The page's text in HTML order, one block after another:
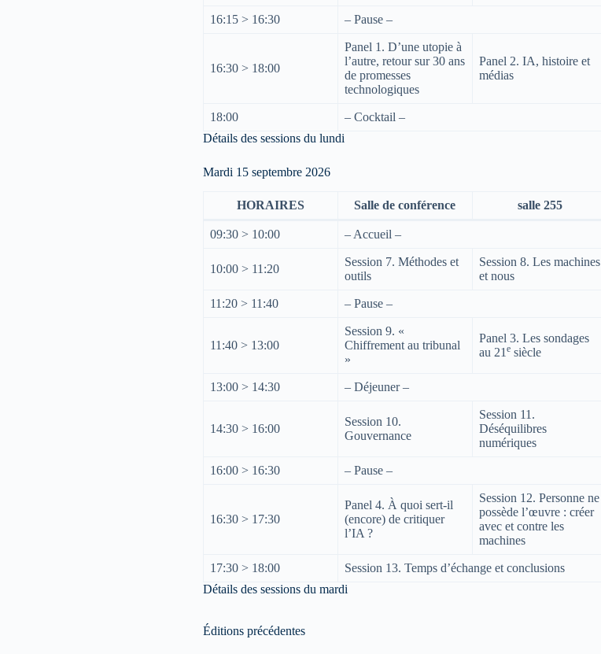
16:15 > 16:30 – Pause –
16:30 > 18:00
Panel 1. D’une utopie à
l’autre, retour sur 30 ans
de promesses
technologiques
Panel 2. IA, histoire et
médias
18:00
– Cocktail –
Détails des sessions du lundi
Mardi 15 septembre 2026
HORAIRES Salle de conférence salle 255
09:30 > 10:00 – Accueil –
10:00 > 11:20
Session 7. Méthodes et
outils
Session 8. Les machines
et nous
11:20 > 11:40 – Pause –
11:40 > 13:00
Session 9. «
Chiffrement au tribunal
»
Panel 3. Les sondages
au 21 esiècle
13:00 > 14:30 – Déjeuner –
14:30 > 16:00
Session 10.
Gouvernance
Session 11.
Déséquilibres
numériques
16:00 > 16:30 – Pause –
16:30 > 17:30
Panel 4. À quoi sert-il
(encore) de critiquer
l’IA ?
Session 12. Personne ne
possède l’œuvre : créer
avec et contre les
machines
17:30 > 18:00
Session 13. Temps d’échange et conclusions
Détails des sessions du mardi
Éditions précédentes